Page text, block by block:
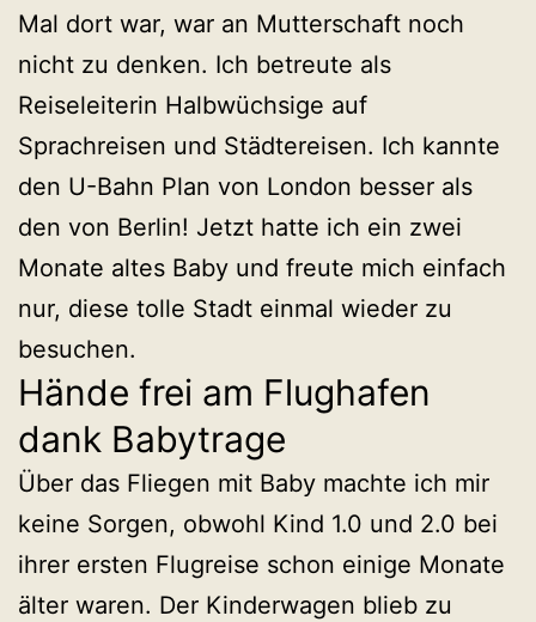
Mal dort war, war an Mutterschaft noch
nicht zu denken. Ich betreute als
Reiseleiterin Halbwüchsige auf
Sprachreisen und Städtereisen. Ich kannte
den U-Bahn Plan von London besser als
den von Berlin! Jetzt hatte ich ein zwei
Monate altes Baby und freute mich einfach
nur, diese tolle Stadt einmal wieder zu
besuchen.
Hände frei am Flughafen
dank Babytrage
Über das Fliegen mit Baby machte ich mir
keine Sorgen, obwohl Kind 1.0 und 2.0 bei
ihrer ersten Flugreise schon einige Monate
älter waren. Der Kinderwagen blieb zu